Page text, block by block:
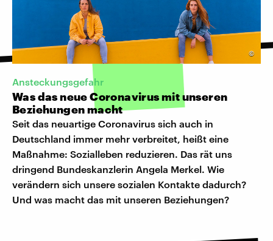
©
Ansteckungsgefahr
Was das neue Coronavirus mit unseren
Beziehungen macht
Seit das neuartige Coronavirus sich auch in
Deutschland immer mehr verbreitet, heißt eine
Maßnahme: Sozialleben reduzieren. Das rät uns
dringend Bundeskanzlerin Angela Merkel. Wie
verändern sich unsere sozialen Kontakte dadurch?
Und was macht das mit unseren Beziehungen?